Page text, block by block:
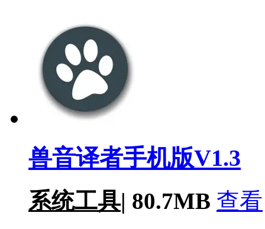
兽音译者手机版V1.3
系统工具| 80.7MB 查看